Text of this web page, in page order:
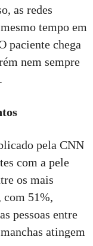
as redes
tempo em
paciente chega
nem sempre
pela CNN
com a pele
os mais
com 51%,
pessoas entre
atingem